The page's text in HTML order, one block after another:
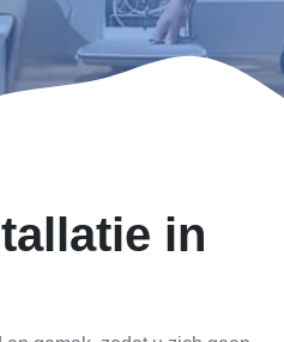
in